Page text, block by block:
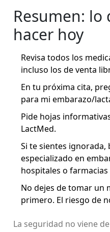
Resumen: lo
hacer hoy
Revisa todos los
incluso los de venta
En tu próxima cita,
para mi embarazo/
Pide hojas
LactMed.
Si te sientes
especializado en
hospitales o
No dejes de tomar un
primero. El riesgo de
La seguridad no viene